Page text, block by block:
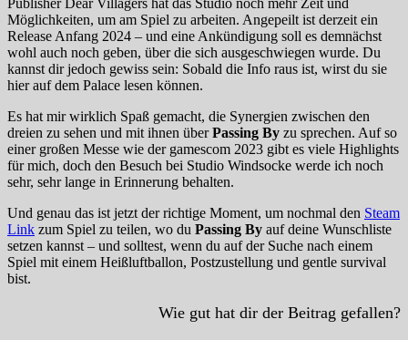
Publisher Dear Villagers hat das Studio noch mehr Zeit und
Möglichkeiten, um am Spiel zu arbeiten. Angepeilt ist derzeit ein
Release Anfang 2024 – und eine Ankündigung soll es demnächst
wohl auch noch geben, über die sich ausgeschwiegen wurde. Du
kannst dir jedoch gewiss sein: Sobald die Info raus ist, wirst du sie
hier auf dem Palace lesen können.
Es hat mir wirklich Spaß gemacht, die Synergien zwischen den
dreien zu sehen und mit ihnen überPassing By zu sprechen. Auf so
einer großen Messe wie der gamescom 2023 gibt es viele Highlights
für mich, doch den Besuch bei Studio Windsocke werde ich noch
sehr, sehr lange in Erinnerung behalten.
Und genau das ist jetzt der richtige Moment, um nochmal den Steam
Link zum Spiel zu teilen, wo du Passing By auf deine Wunschliste
setzen kannst – und solltest, wenn du auf der Suche nach einem
Spiel mit einem Heißluftballon, Postzustellung und gentle survival
bist.
Wie gut hat dir der Beitrag gefallen?